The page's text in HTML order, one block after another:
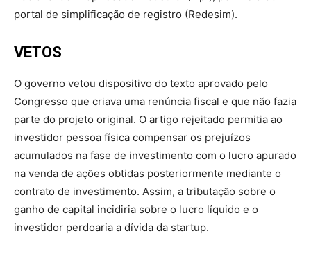
portal de simplificação de registro (Redesim).
VETOS
O governo vetou dispositivo do texto aprovado pelo
Congresso que criava uma renúncia fiscal e que não fazia
parte do projeto original. O artigo rejeitado permitia ao
investidor pessoa física compensar os prejuízos
acumulados na fase de investimento com o lucro apurado
na venda de ações obtidas posteriormente mediante o
contrato de investimento. Assim, a tributação sobre o
ganho de capital incidiria sobre o lucro líquido e o
investidor perdoaria a dívida da startup.